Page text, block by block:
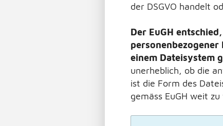
der DSGVO handelt
Der EuGH
personenbezogener
einem Dateisystem
unerheblich, ob die
ist die Form des
gemäss EuGH weit zu